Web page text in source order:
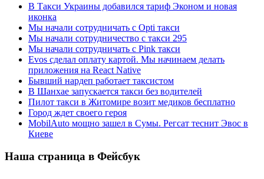
В Такси Украины добавился тариф Эконом и новая
иконка
Мы начали сотрудничать с Opti такси
Мы начали сотрудничество с такси 295
Мы начали сотрудничать с Pink такси
Evos сделал оплату картой. Мы начинаем делать
приложения на React Native
Бывший нардеп работает таксистом
В Шанхае запускается такси без водителей
Пилот такси в Житомире возит медиков бесплатно
Город ждет своего героя
MobilAuto мощно зашел в Сумы. Регсат теснит Эвос в
Киеве
Наша страница в Фейсбук